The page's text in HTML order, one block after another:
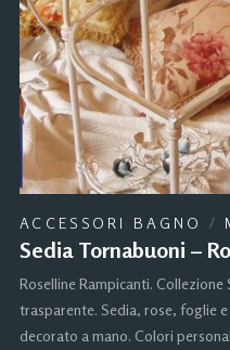
ACCESSORI BAGNO /
Sedia Tornabuoni –
Roselline Rampicanti. Collezione
trasparente. Sedia, rose, foglie
decorato a mano. Colori